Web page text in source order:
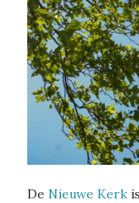
De Nieuwe Kerk